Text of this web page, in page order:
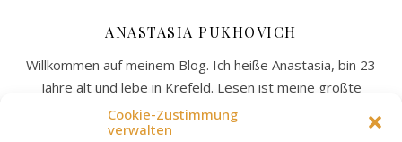
Cookie-Zustimmung
verwalten
ANASTASIA PUKHOVICH
Willkommen auf meinem Blog. Ich heiße Anastasia, bin 23
Jahre alt und lebe in Krefeld. Lesen ist meine größte
Leidenschaft und ich möchte meine Liebe zu Büchern auf
diesem Blog mit euch teilen. Am liebsten lese ich Romance,